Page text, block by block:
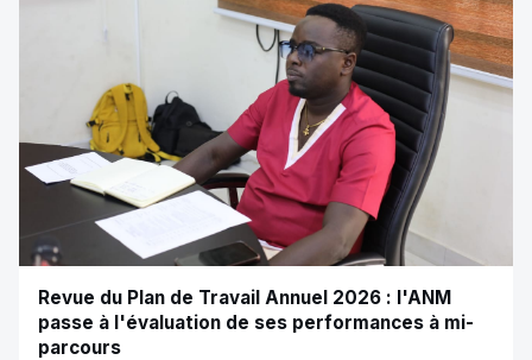
Revue du Plan de Travail Annuel 2026 : l'ANM
passe à l'évaluation de ses performances à mi-
parcours